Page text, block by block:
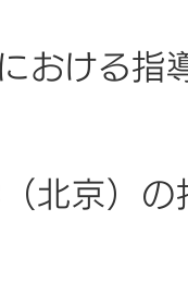
おける指
北京）